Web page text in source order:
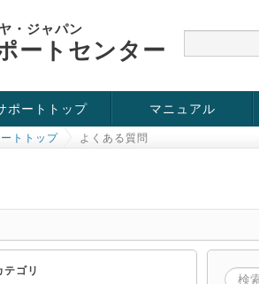
・ジャパン
ートセンター
ポートトップ
立ち情報
ートリアル
・メンテナンス情報
マニュアル
トトップ よくある質問
テゴリ